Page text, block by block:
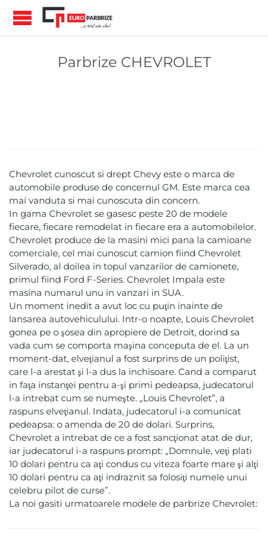
Parbrize CHEVROLET
Chevrolet cunoscut si drept Chevy este o marca de
automobile produse de concernul GM. Este marca cea
mai vanduta si mai cunoscuta din concern.
In gama Chevrolet se gasesc peste 20 de modele
fiecare, fiecare remodelat in fiecare era a automobilelor.
Chevrolet produce de la masini mici pana la camioane
comerciale, cel mai cunoscut camion fiind Chevrolet
Silverado, al doilea in topul vanzarilor de camionete,
primul fiind Ford F-Series. Chevrolet Impala este
masina numarul unu in vanzari in SUA.
Un moment inedit a avut loc cu puţin inainte de
lansarea autovehiculului. Intr-o noapte, Louis Chevrolet
gonea pe o şosea din apropiere de Detroit, dorind sa
vada cum se comporta maşina conceputa de el. La un
moment-dat, elveţianul a fost surprins de un poliţist,
care l-a arestat şi l-a dus la inchisoare. Cand a comparut
in faţa instanţei pentru a-şi primi pedeapsa, judecatorul
l-a intrebat cum se numeşte. „Louis Chevrolet”, a
raspuns elveţianul. Indata, judecatorul i-a comunicat
pedeapsa: o amenda de 20 de dolari. Surprins,
Chevrolet a intrebat de ce a fost sancţionat atat de dur,
iar judecatorul i-a raspuns prompt: „Domnule, veţi plati
10 dolari pentru ca aţi condus cu viteza foarte mare şi alţi
10 dolari pentru ca aţi indraznit sa folosiţi numele unui
celebru pilot de curse”.
La noi gasiti urmatoarele modele de parbrize Chevrolet: